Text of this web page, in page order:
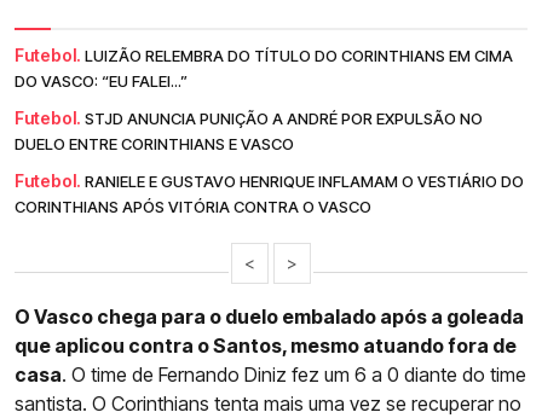
Futebol. LUIZÃO RELEMBRA DO TÍTULO DO CORINTHIANS EM CIMA
DO VASCO: “EU FALEI...”
Futebol. STJD ANUNCIA PUNIÇÃO A ANDRÉ POR EXPULSÃO NO
DUELO ENTRE CORINTHIANS E VASCO
Futebol. RANIELE E GUSTAVO HENRIQUE INFLAMAM O VESTIÁRIO DO
CORINTHIANS APÓS VITÓRIA CONTRA O VASCO
< >
O Vasco chega para o duelo embalado após a goleada
que aplicou contra o Santos, mesmo atuando fora de
casa. O time de Fernando Diniz fez um 6 a 0 diante do time
santista. O Corinthians tenta mais uma vez se recuperar no